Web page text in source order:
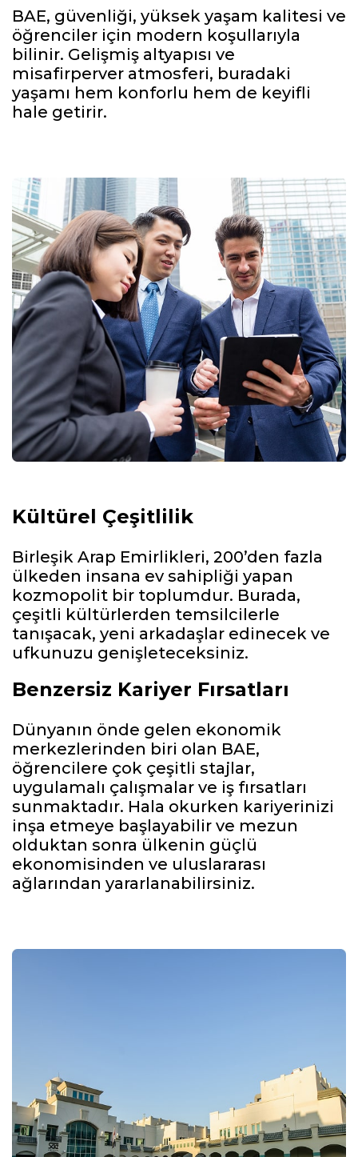
BAE, güvenliği, yüksek yaşam kalitesi ve
öğrenciler için modern koşullarıyla
bilinir. Gelişmiş altyapısı ve
misafirperver atmosferi, buradaki
yaşamı hem konforlu hem de keyifli
hale getirir.
Kültürel Çeşitlilik
Birleşik Arap Emirlikleri, 200’den fazla
ülkeden insana ev sahipliği yapan
kozmopolit bir toplumdur. Burada,
çeşitli kültürlerden temsilcilerle
tanışacak, yeni arkadaşlar edinecek ve
ufkunuzu genişleteceksiniz.
Benzersiz Kariyer Fırsatları
Dünyanın önde gelen ekonomik
merkezlerinden biri olan BAE,
öğrencilere çok çeşitli stajlar,
uygulamalı çalışmalar ve iş fırsatları
sunmaktadır. Hala okurken kariyerinizi
inşa etmeye başlayabilir ve mezun
olduktan sonra ülkenin güçlü
ekonomisinden ve uluslararası
ağlarından yararlanabilirsiniz.